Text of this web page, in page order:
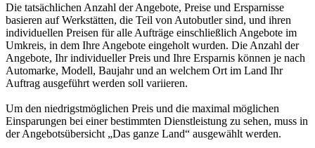
Die tatsächlichen Anzahl der Angebote, Preise und Ersparnisse
basieren auf Werkstätten, die Teil von Autobutler sind, und ihren
individuellen Preisen für alle Aufträge einschließlich Angebote im
Umkreis, in dem Ihre Angebote eingeholt wurden. Die Anzahl der
Angebote, Ihr individueller Preis und Ihre Ersparnis können je nach
Automarke, Modell, Baujahr und an welchem Ort im Land Ihr
Auftrag ausgeführt werden soll variieren.
Um den niedrigstmöglichen Preis und die maximal möglichen
Einsparungen bei einer bestimmten Dienstleistung zu sehen, muss in
der Angebotsübersicht „Das ganze Land“ ausgewählt werden.